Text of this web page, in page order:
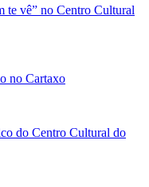
te vê” no Centro Cultural
no Cartaxo
do Centro Cultural do